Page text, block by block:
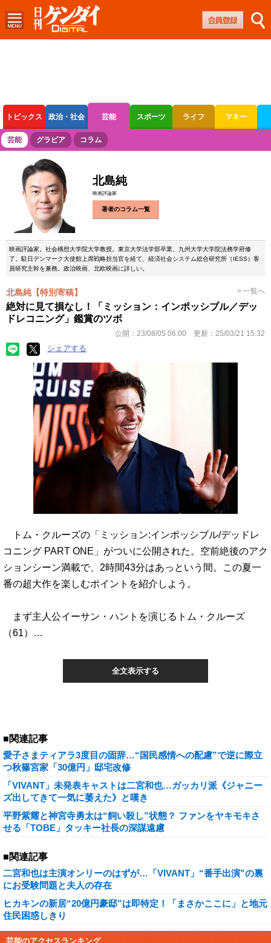
トピックス 政治・社会 芸能 スポーツ ライフ マネー
ボートレース 競輪 オートレース
芸能 グラビア コラム
北島純
映画評論家
著者のコラム一覧
映画評論家。社会構想大学院大学教授。東京大学法学部卒業、九州大学大学院法務学府修
了。駐日デンマーク大使館上席戦略担当官を経て、経済社会システム総合研究所（IESS）客
員研究主幹を兼務。政治映画、北欧映画に詳しい。
北島純【特別寄稿】 > 一覧へ
絶対に見て損なし！「ミッション：インポッシブル／デッ
ドレコニング」鑑賞のツボ
公開： 23/08/05 06:00 更新： 25/03/21 15:32
シェアする
トム・クルーズの「ミッション:インポッシブル/デッドレ
コニング PART ONE」がついに公開された。空前絶後のアク
ションシーン満載で、2時間43分はあっという間。この夏一
番の超大作を楽しむポイントを紹介しよう。
まず主人公イーサン・ハントを演じるトム・クルーズ
（61）…
全文表示する
■関連記事
愛子さまティアラ3度目の固辞…“国民感情への配慮”で逆に際立
つ秋篠宮家「30億円」邸宅改修
「VIVANT」未発表キャストは二宮和也…ガッカリ派《ジャニー
ズ出してきて一気に萎えた》と嘆き
平野紫耀と神宮寺勇太は“飼い殺し”状態？ ファンをヤキモキさ
せる「TOBE」タッキー社長の深謀遠慮
■関連記事
二宮和也は主演オンリーのはずが…「VIVANT」“番手出演”の裏
にお受験問題と夫人の存在
ヒカキンの新居“20億円豪邸”は即特定！「まさかここに」と地元
住民困惑しきり
芸能のアクセスランキング